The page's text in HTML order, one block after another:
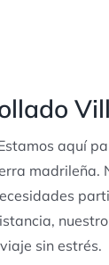
aquí
madrileña.
sin estrés.